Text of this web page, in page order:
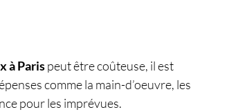
à Paris peut être coûteuse, il est
comme la main-d’oeuvre, les
pour les imprévues.